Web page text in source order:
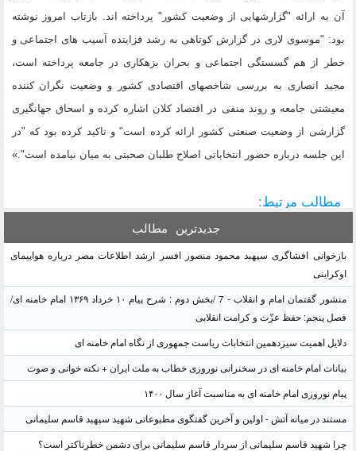
آن به ارائه "گزارشهایی از وضعیت کشور" پرداخته اند. بازتاب امروز نوشته
بود: "موسوی لاری در گزارش کوتاهی به رشد فزاینده آسیب های اجتماعی و
خطر از هم گسستگی اجتماعی و بحران بزهکاری در جامعه پرداخته است،
مجید انصاری به بررسی شاخصهای اقتصادی کشور و وضعیت نگران کننده
معیشتی جامعه و روند منفی در اقتصاد کلان اشاره کرده و اسحاق جهانگیری
گزارشی از وضعیت صنعتی کشور ارائه کرده است" و تاکید کرده بود که "در
این جلسه درباره حضور انتخاباتی اصلاح طلبان صحبتی به میان نیامده است".»
مطالب مرتبط:
جدیدترین مطالب
بازخوانی افشاگری سپهبد محمود منصور افسر ارشد اطلاعات مصر درباره هواپیمای
اوکراینی
منشور گفتمان امام و انقلاب - 7 /بخش دوم : شرح پیام ۱۰ خرداد ۱۳۶۹ امام خامنه ای/
فصل پنجم: حفظ عزّت و کرامت انقلابی
دلایل اهمیت سیزدهمین انتخابات ریاست جمهوری از نگاه امام خامنه ای
بیانات امام خامنه ای در سخنرانی نوروزی خطاب به ملت ایران + نکته خوانی و صوت
پیام نوروزی امام خامنه ای به مناسبت آغاز سال ۱۴۰۰
مستند در میانه آتش - اولین و آخرین گفتگوی مطبوعاتی شهید سپهبد قاسم سلیمانی
چرا شهید قاسم سلیمانی از سردار قاسم سلیمانی برای دشمن خطرناکتر است؟